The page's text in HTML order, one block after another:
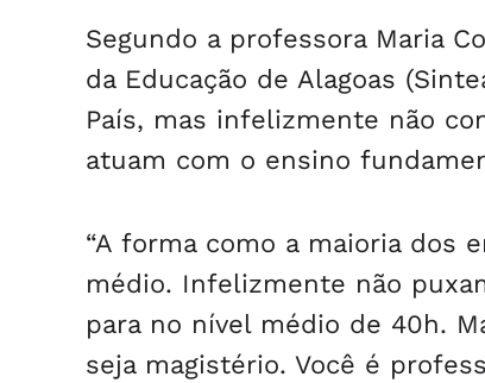
Segundo a professora Maria
da Educação de Alagoas
País, mas infelizmente não
atuam com o ensino
“A forma como a maioria dos
médio. Infelizmente não
para no nível médio de 40h.
seja magistério. Você é